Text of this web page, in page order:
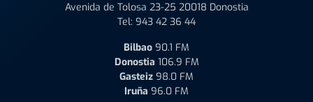
Avenida de Tolosa 23-25 20018 Donostia
Tel: 943 42 36 44
Bilbao 90.1 FM
Donostia 106.9 FM
Gasteiz 98.0 FM
Iruña 96.0 FM